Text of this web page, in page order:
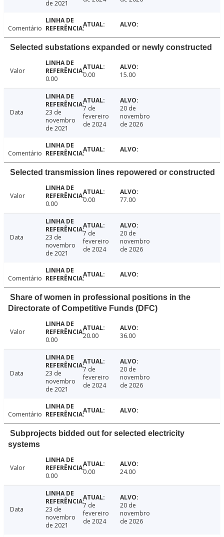
de 2021
Comentário
Selected substations expanded or newly constructed
Valor
0.00
0.00 15.00
Data
23 de
novembro
de 2021
7 de
fevereiro
de 2024
20 de
novembro
de 2026
Comentário
Selected transmission lines repowered or constructed
Valor
0.00
0.00 77.00
Data
23 de
novembro
de 2021
7 de
fevereiro
de 2024
20 de
novembro
de 2026
Comentário
Share of women in professional positions in the
Directorate of Competitive Funds (DFC)
Valor
0.00
20.00 36.00
Data
23 de
novembro
de 2021
7 de
fevereiro
de 2024
20 de
novembro
de 2026
Comentário
Subprojects bidded out for selected electricity
systems
Valor
0.00
0.00 24.00
Data
23 de
novembro
de 2021
7 de
fevereiro
de 2024
20 de
novembro
de 2026